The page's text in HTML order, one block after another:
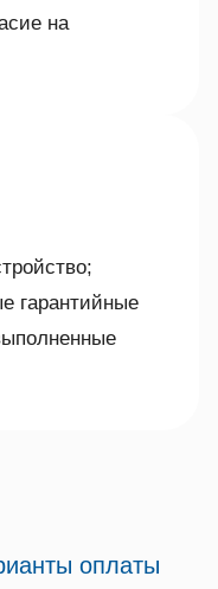
на
гарантийные
оплаты